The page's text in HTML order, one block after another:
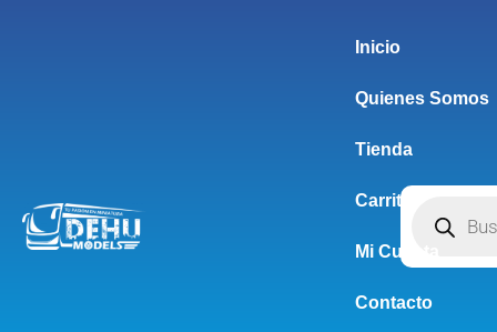
Inicio
Quienes Somos
Tienda
Carrito
Mi Cuenta
Contacto